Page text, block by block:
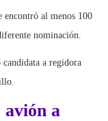
al menos 100
nominación.
a regidora
a